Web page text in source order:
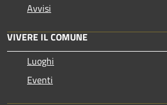
Avvisi
VIVERE IL COMUNE
Luoghi
Eventi